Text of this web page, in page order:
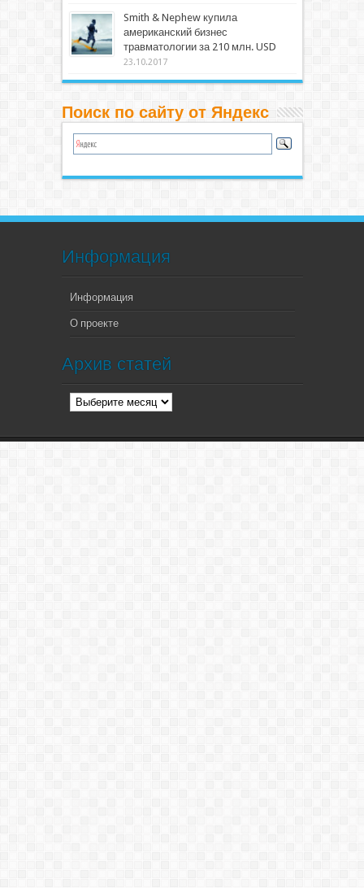
Smith & Nephew купила
американский бизнес
травматологии за 210 млн. USD
23.10.2017
Поиск по сайту от Яндекс
Информация
Информация
О проекте
Архив статей
Архив
статей